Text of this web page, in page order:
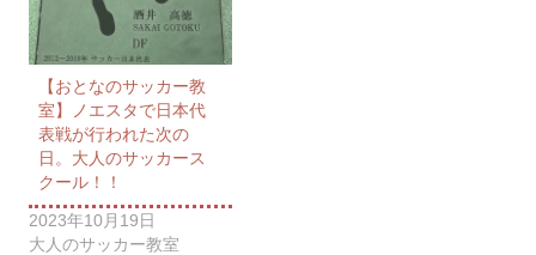
【おとなのサッカー教
室】ノエスタで日本代
表戦が行われた次の
日。大人のサッカース
クール！！
2023年10月19日
大人のサッカー教室